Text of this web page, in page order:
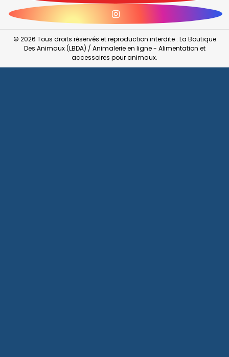
Instagram
© 2026 Tous droits réservés et reproduction interdite : La Boutique
Des Animaux (LBDA) / Animalerie en ligne - Alimentation et
accessoires pour animaux.